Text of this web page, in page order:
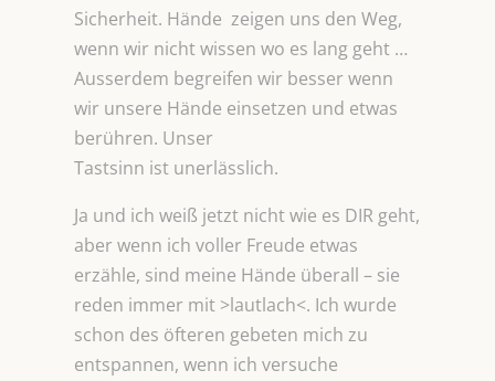
Sicherheit. Hände zeigen uns den Weg,
wenn wir nicht wissen wo es lang geht …
Ausserdem begreifen wir besser wenn
wir unsere Hände einsetzen und etwas
berühren. Unser
Tastsinn ist unerlässlich.
Ja und ich weiß jetzt nicht wie es DIR geht,
aber wenn ich voller Freude etwas
erzähle, sind meine Hände überall – sie
reden immer mit >lautlach<. Ich wurde
schon des öfteren gebeten mich zu
entspannen, wenn ich versuche